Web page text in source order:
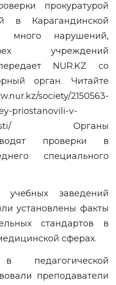
прокуратурой
в Карагандинской
много нарушений,
учреждений
NUR.KZ со
орган. Читайте
society/2150563-
priostanovili-v-
oblasti/ Органы
проверки в
специального
заведений
установлены факты
стандартов в
сферах.
преподаватели